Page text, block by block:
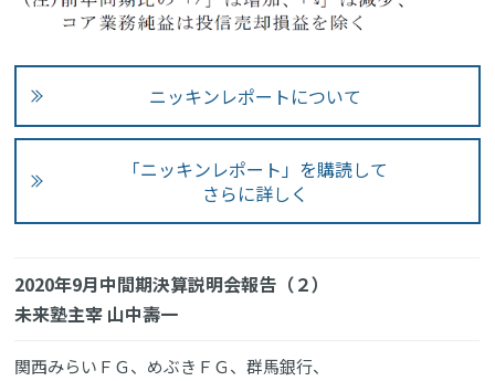
ニッキンレポートについて
「ニッキンレポート」を購読して
さらに詳しく
2020年9月中間期決算説明会報告（２）
未来塾主宰 山中壽一
関西みらいＦＧ、めぶきＦＧ、群馬銀行、